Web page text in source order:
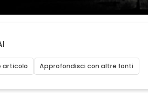
articolo Approfondisci con altre fonti